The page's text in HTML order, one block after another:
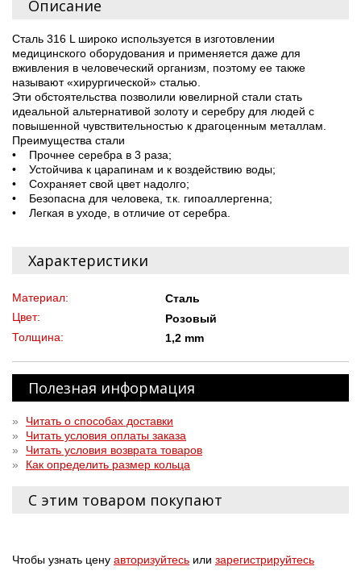
Описание
Сталь 316 L широко используется в изготовлении
медицинского оборудования и применяется даже для
вживления в человеческий организм, поэтому ее также
называют «хирургической» сталью.
Эти обстоятельства позволили ювелирной стали стать
идеальной альтернативой золоту и серебру для людей с
повышенной чувствительностью к драгоценным металлам.
Преимущества стали
• Прочнее серебра в 3 раза;
• Устойчива к царапинам и к воздействию воды;
• Сохраняет свой цвет надолго;
• Безопасна для человека, т.к. гипоаллергенна;
• Легкая в уходе, в отличие от серебра.
Характеристики
Материал:
Сталь
Цвет:
Розовый
Толщина:
1,2 mm
Полезная информация
»
Читать о способах доставки
»
Читать условия оплаты заказа
»
Читать условия возврата товаров
»
Как определить размер кольца
С этим товаром покупают
Чтобы узнать цену авторизуйтесь или зарегистрируйтесь